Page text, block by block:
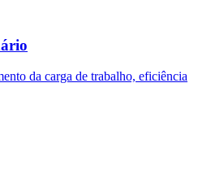
da carga de trabalho, eficiência